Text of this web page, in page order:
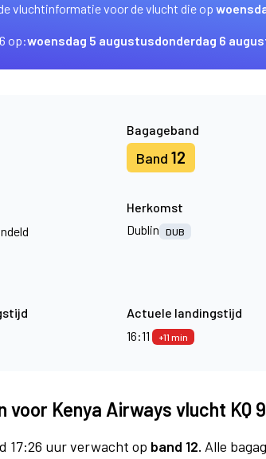
vluchtinformatie voor de vlucht die op
op:woensdag 5 augustusdonderdag 6
Bagageband
Band 12
Herkomst
Dublin
DUB
Actuele landingstijd
16:11
+11 min
voor Kenya Airways vlucht KQ
17:26 uur verwacht op band 12. Alle